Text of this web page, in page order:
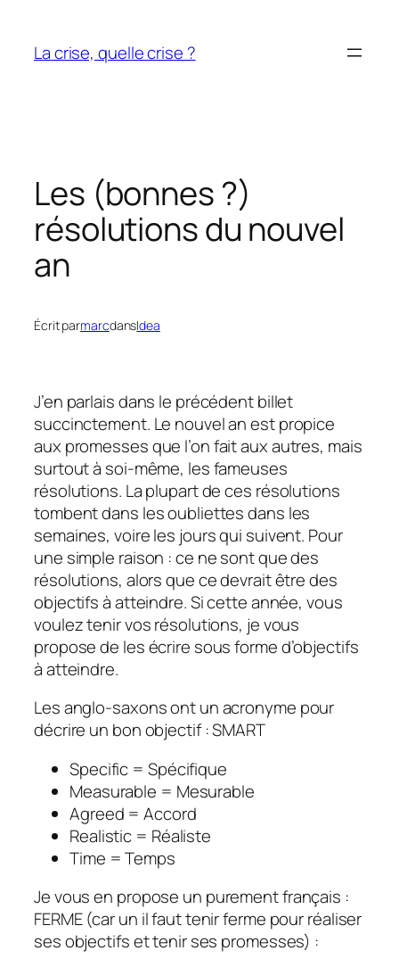
contenu
La crise, quelle crise ?
Les (bonnes ?)
résolutions du nouvel
an
Écrit parmarcdansIdea
J’en parlais dans le précédent billet
succinctement. Le nouvel an est propice
aux promesses que l’on fait aux autres, mais
surtout à soi-même, les fameuses
résolutions. La plupart de ces résolutions
tombent dans les oubliettes dans les
semaines, voire les jours qui suivent. Pour
une simple raison : ce ne sont que des
résolutions, alors que ce devrait être des
objectifs à atteindre. Si cette année, vous
voulez tenir vos résolutions, je vous
propose de les écrire sous forme d’objectifs
à atteindre.
Les anglo-saxons ont un acronyme pour
décrire un bon objectif : SMART
Specific = Spécifique
Measurable = Mesurable
Agreed = Accord
Realistic = Réaliste
Time = Temps
Je vous en propose un purement français :
FERME (car un il faut tenir ferme pour réaliser
ses objectifs et tenir ses promesses) :